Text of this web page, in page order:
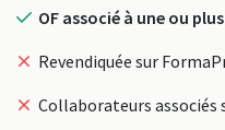
OF associé à une ou
Revendiquée sur
Collaborateurs associés